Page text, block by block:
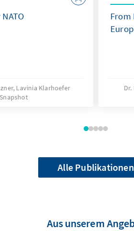
Lavinia Klarhoefer
From
Alle Publikationen
Aus unserem